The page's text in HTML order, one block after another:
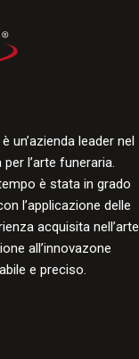
un’azienda leader nel
l’arte funeraria.
è stata in grado
l’applicazione delle
acquisita nell’arte
all’innovazone
e preciso.